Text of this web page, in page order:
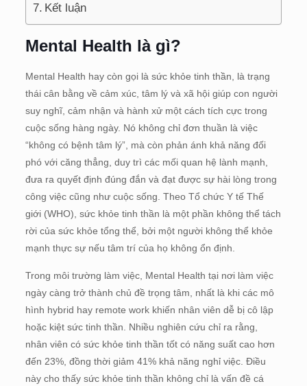
Kết luận
Mental Health là gì?
Mental Health hay còn gọi là sức khỏe tinh thần, là trạng
thái cân bằng về cảm xúc, tâm lý và xã hội giúp con người
suy nghĩ, cảm nhận và hành xử một cách tích cực trong
cuộc sống hàng ngày. Nó không chỉ đơn thuần là việc
“không có bệnh tâm lý”, mà còn phản ánh khả năng đối
phó với căng thẳng, duy trì các mối quan hệ lành mạnh,
đưa ra quyết định đúng đắn và đạt được sự hài lòng trong
công việc cũng như cuộc sống. Theo Tổ chức Y tế Thế
giới (WHO), sức khỏe tinh thần là một phần không thể tách
rời của sức khỏe tổng thể, bởi một người không thể khỏe
mạnh thực sự nếu tâm trí của họ không ổn định.
Trong môi trường làm việc, Mental Health tại nơi làm việc
ngày càng trở thành chủ đề trọng tâm, nhất là khi các mô
hình hybrid hay remote work khiến nhân viên dễ bị cô lập
hoặc kiệt sức tinh thần. Nhiều nghiên cứu chỉ ra rằng,
nhân viên có sức khỏe tinh thần tốt có năng suất cao hơn
đến 23%, đồng thời giảm 41% khả năng nghỉ việc. Điều
này cho thấy sức khỏe tinh thần không chỉ là vấn đề cá